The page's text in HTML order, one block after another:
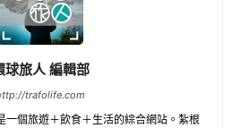
球旅人 編輯部
trafolife.com
一個旅遊＋飲食＋生活的綜合網站。紮根